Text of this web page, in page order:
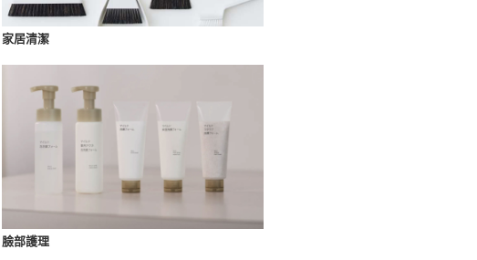
家居清潔
臉部護理